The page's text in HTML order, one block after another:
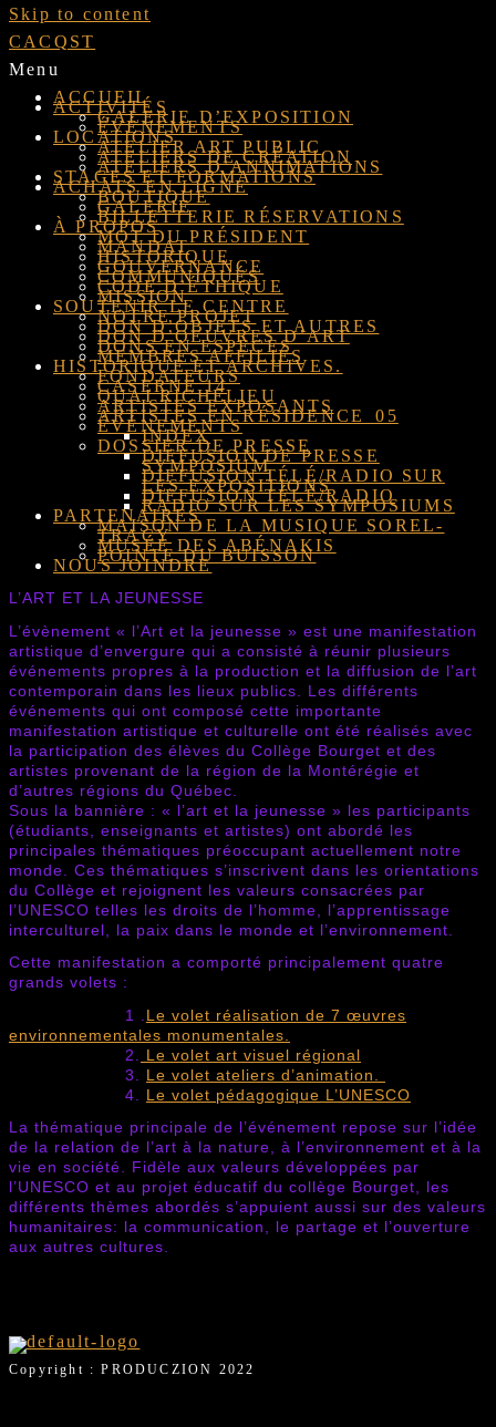
Skip to content
CACQST
Menu
ACCUEIL
ACTIVITÉS
GALERIE D’EXPOSITION
ÉVÉNEMENTS
LOCATIONS
ATELIER ART PUBLIC
ATELIERS DE CRÉATION
ATELIERS D’ANNIMATIONS
STAGES ET FORMATIONS
ACHATS EN LIGNE
BOUTIQUE
GALERIE
BILLETTERIE RÉSERVATIONS
À PROPOS
MOT DU PRÉSIDENT
MANDAT
HISTORIQUE
GOUVERNANCE
COMMUNIQUÉS
CODE D’ÉTHIQUE
MISSION
SOUTENIR LE CENTRE
NOTRE PROJET
DON D’OBJETS ET AUTRES
DON D’OEUVRES D’ART
DONS EN ESPÈCES
MEMBRES AFFILIÉS
HISTORIQUE ET ARCHIVES.
FONDATEURS
CASERNE 14
QUAI RICHELIEU
ARTISTES EXPOSANTS
ARTISTES EN RÉSIDENCE_05
ÉVÉNEMENTS
INDEX
DOSSIER DE PRESSE
DIFFUSION DE PRESSE
SYMPOSIUM
DIFFUSION TÉLÉ/RADIO SUR
LES EXPOSITIONS
DIFFUSION TÉLÉ/RADIO
RADIO SUR LES SYMPOSIUMS
PARTENAIRES
MAISON DE LA MUSIQUE SOREL-
TRACY
MUSÉE DES ABÉNAKIS
POINTE DU BUISSON
NOUS JOINDRE
L’ART ET LA JEUNESSE
L’évènement « l’Art et la jeunesse » est une manifestation
artistique d’envergure qui a consisté à réunir plusieurs
événements propres à la production et la diffusion de l’art
contemporain dans les lieux publics. Les différents
événements qui ont composé cette importante
manifestation artistique et culturelle ont été réalisés avec
la participation des élèves du Collège Bourget et des
artistes provenant de la région de la Montérégie et
d’autres régions du Québec.
Sous la bannière : « l’art et la jeunesse » les participants
(étudiants, enseignants et artistes) ont abordé les
principales thématiques préoccupant actuellement notre
monde. Ces thématiques s’inscrivent dans les orientations
du Collège et rejoignent les valeurs consacrées par
l’UNESCO telles les droits de l’homme, l’apprentissage
interculturel, la paix dans le monde et l’environnement.
Cette manifestation a comporté principalement quatre
grands volets :
1 . Le volet réalisation de 7 œuvres
environnementales monumentales.
2.
Le volet art visuel régional
3. Le volet ateliers d’animation.
4. Le volet pédagogique L’UNESCO
La thématique principale de l’événement repose sur l’idée
de la relation de l’art à la nature, à l’environnement et à la
vie en société. Fidèle aux valeurs développées par
l’UNESCO et au projet éducatif du collège Bourget, les
différents thèmes abordés s’appuient aussi sur des valeurs
humanitaires: la communication, le partage et l’ouverture
aux autres cultures.
Copyright : PRODUCZION 2022